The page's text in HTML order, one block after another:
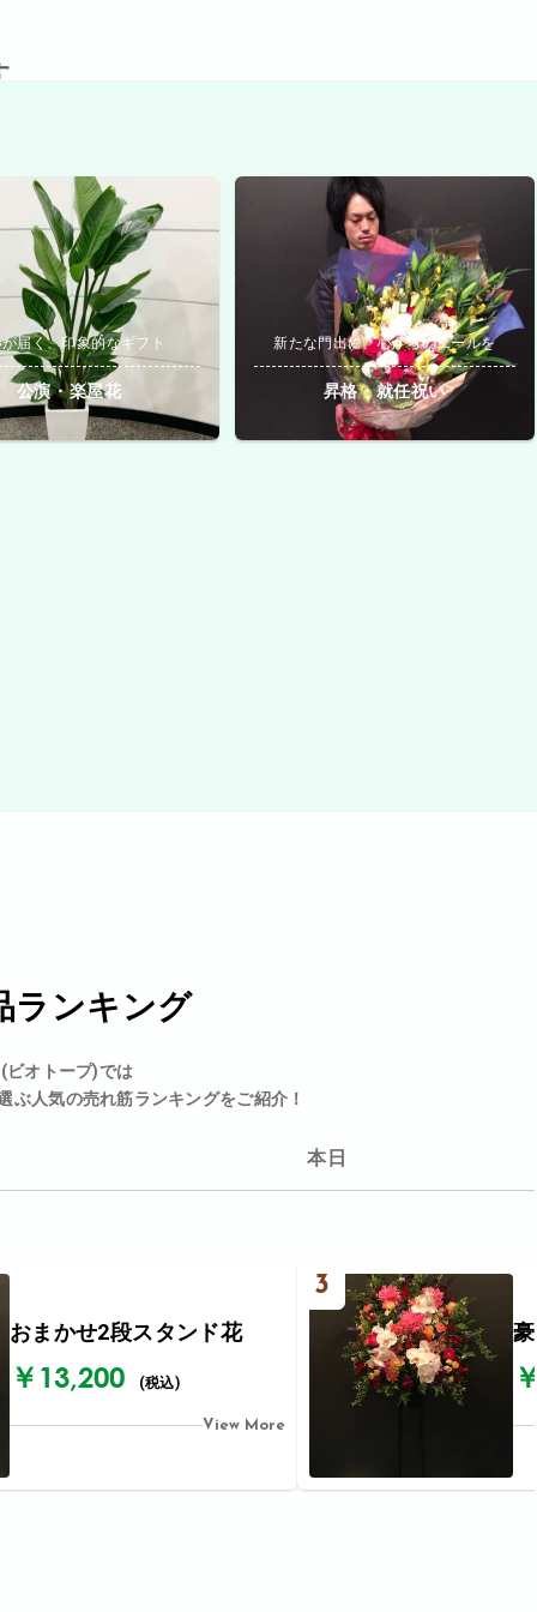
届く、印象的なギフト
公演・楽屋花
新たな門出に、心からのエールを
昇格・就任祝い
ランキング
オトープ)では
ぶ人気の売れ筋ランキングをご紹介！
本日
おまかせ2段スタンド花
￥13,200 (税込)
View More
3